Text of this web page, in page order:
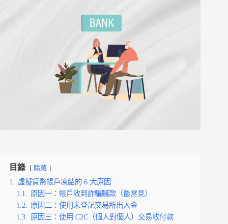
目錄 隱藏
1. 虛擬貨幣帳戶凍結的 6 大原因
1.1. 原因一：帳戶收到詐騙贓款（最常見）
1.2. 原因二：使用未登記交易所出入金
1.3. 原因三：使用 C2C（個人對個人）交易收付款